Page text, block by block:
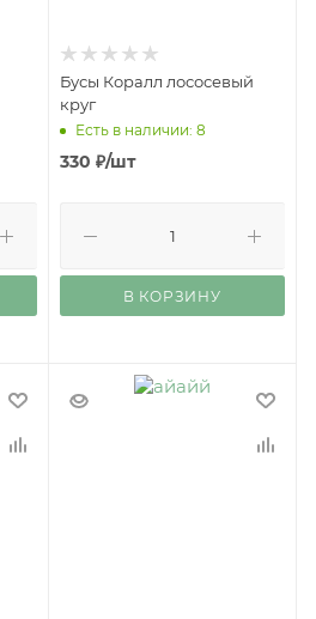
Бусы Коралл лососевый
круг
Есть в наличии: 8
330 ₽/шт
В КОРЗИНУ